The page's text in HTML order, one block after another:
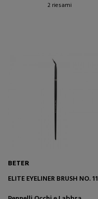
2 riesami
BETER
ELITE EYELINER BRUSH NO. 11